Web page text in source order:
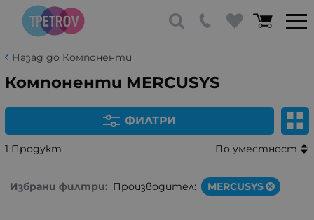
Назад до Компоненти
Компоненти MERCUSYS
ФИЛТРИ
1 Продукт По уместност
Избрани филтри: Производител: MERCUSYS